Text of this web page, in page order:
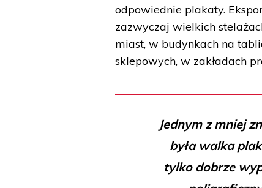
odpowiednie plakaty.
zazwyczaj wielkich
miast, w budynkach na
sklepowych, w zakładach
Jednym z mniej
była walka
tylko dobrze